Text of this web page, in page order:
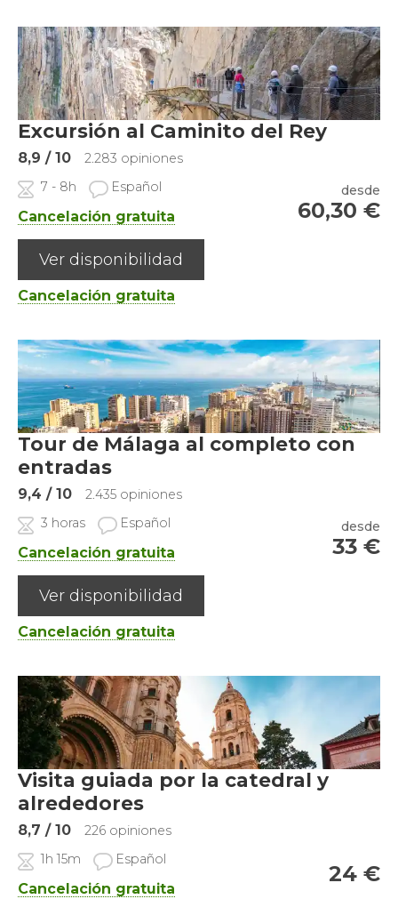
Excursión al Caminito del Rey
8,9 / 10
2.283 opiniones
7 - 8h
Español
Cancelación gratuita
desde
60,30 €
Ver disponibilidad
Cancelación gratuita
Tour de Málaga al completo con
entradas
9,4 / 10
2.435 opiniones
3 horas
Español
Cancelación gratuita
desde
33 €
Ver disponibilidad
Cancelación gratuita
Visita guiada por la catedral y
alrededores
8,7 / 10
226 opiniones
1h 15m
Español
Cancelación gratuita
24 €